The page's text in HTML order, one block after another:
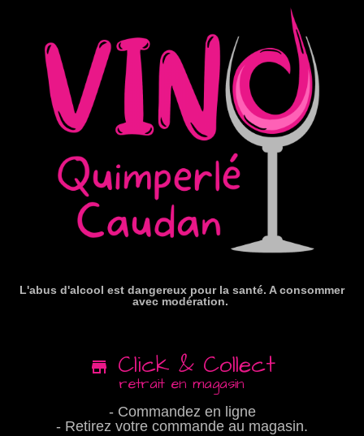
L'abus d'alcool est dangereux pour la santé. A consommer
avec modération.
Click & Collect
retrait en magasin
- Commandez en ligne
- Retirez votre commande au magasin.